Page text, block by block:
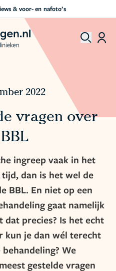
& voor- en nafoto’s
2022
vragen over
ingreep vaak in het
dan is het wel de
BBL. En niet op een
gaat namelijk
precies? Is het echt
kun je dan wél terecht
We
gestelde vragen